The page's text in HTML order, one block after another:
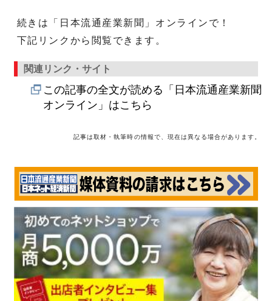
続きは「日本流通産業新聞」オンラインで！
下記リンクから閲覧できます。
関連リンク・サイト
この記事の全文が読める「日本流通産業新聞
オンライン」はこちら
記事は取材・執筆時の情報で、現在は異なる場合があります。